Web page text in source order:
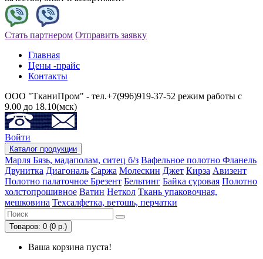
Стать партнером Отправить заявку
Главная
Цены -прайс
Контакты
ООО "ТканиПром" - тел.+7(996)919-37-52 режим работы с
9.00 до 18.10(мск)
Войти
Каталог продукции
Марля Бязь, мадаполам, ситец б/з Вафельное полотно Фланель
Двунитка Диагональ Саржа Молескин Джет Кирза Авизент
Полотно палаточное Брезент Бельтинг Байка суровая Полотно
холстопрошивное Ватин Неткол Ткань упаковочная,
мешковина Техсалфетка, ветошь, перчатки
Товаров: 0 (0 р.)
Ваша корзина пуста!